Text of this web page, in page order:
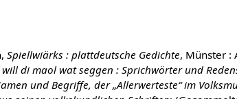
Spiellwiärks : plattdeutsche Gedichte, Münster :
di maol wat seggen : Sprichwörter und
und Begriffe, der „Allerwerteste“ im